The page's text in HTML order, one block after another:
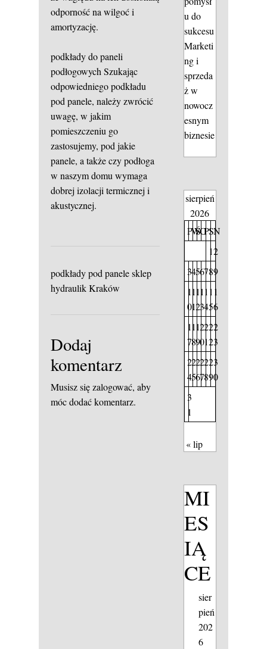
odporność na wilgoć i
amortyzację.
podkłady do paneli
podłogowych Szukając
odpowiedniego podkładu
pod panele, należy zwrócić
uwagę, w jakim
pomieszczeniu go
zastosujemy, pod jakie
panele, a także czy podłoga
w naszym domu wymaga
dobrej izolacji termicznej i
akustycznej.
podkłady pod panele sklep
hydraulik Kraków
Dodaj
komentarz
Musisz sięzalogować, aby
móc dodać komentarz.
u do
sukcesu
Marketi
ng i
sprzeda
ż w
nowocz
esnym
biznesie
sierpień
2026
PW
ŚCPSN
12
3456789
1
0
1
1
1
2
1
3
1
4
1
5
1
6
1
7
1
8
1
9
2
0
2
1
2
2
2
3
2
4
2
5
2
6
2
7
2
8
2
9
3
0
3
1
« lip
MI
ES
IĄ
CE
sier
pień
202
6